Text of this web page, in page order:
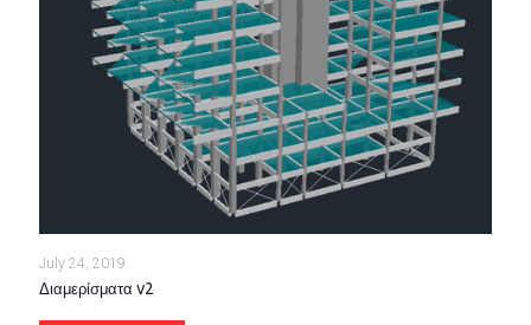
July 24, 2019
Διαμερίσματα v2